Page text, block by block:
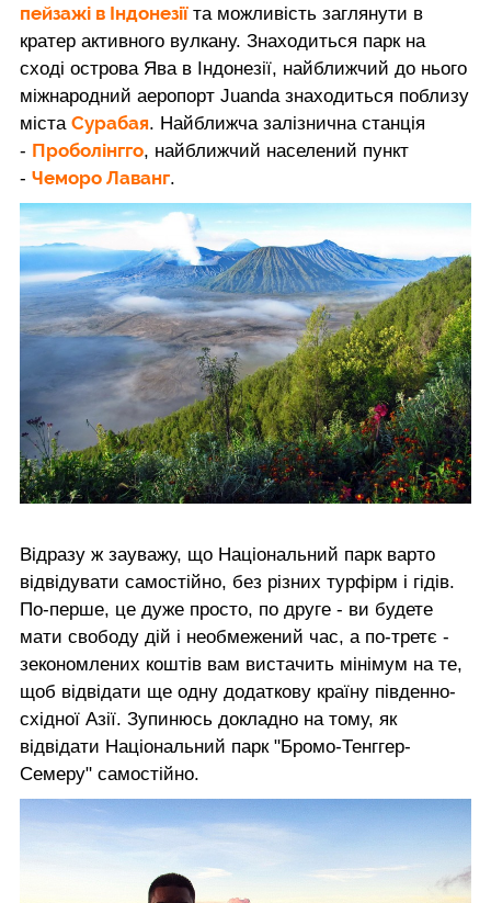
пейзажі в Індонезіїта можливість заглянути в
кратер активного вулкану. Знаходиться парк на
сході острова Ява в Індонезії, найближчий до нього
міжнародний аеропорт Juanda знаходиться поблизу
міста Сурабая. Найближча залізнична станція
- Проболінгго, найближчий населений пункт
- Чеморо Лаванг.
Відразу ж зауважу, що Національний парк варто
відвідувати самостійно, без різних турфірм і гідів.
По-перше, це дуже просто, по друге - ви будете
мати свободу дій і необмежений час, а по-третє -
зекономлених коштів вам вистачить мінімум на те,
щоб відвідати ще одну додаткову країну південно-
східної Азії. Зупинюсь докладно на тому, як
відвідати Національний парк "Бромо-Тенггер-
Семеру" самостійно.